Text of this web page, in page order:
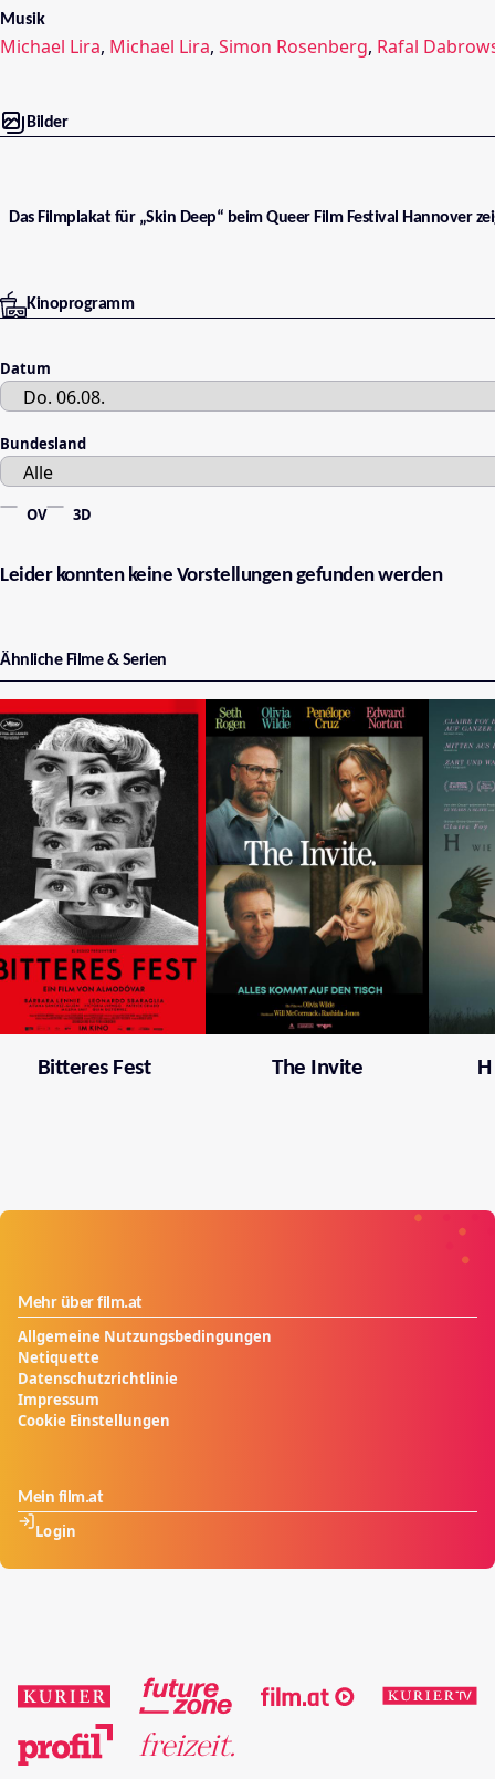
Musik
Michael Lira, Michael Lira, Simon Rosenberg, Rafal
Bilder
Das Filmplakat für „Skin Deep“ beim Queer Film Festival Hannover
Kinoprogramm
Datum
Bundesland
OV 3D
Leider konnten keine Vorstellungen gefunden werden
Ähnliche Filme & Serien
Bitteres Fest The Invite
Mehr über film.at
Allgemeine Nutzungsbedingungen
Netiquette
Datenschutzrichtlinie
Impressum
Cookie Einstellungen
Mein film.at
Login